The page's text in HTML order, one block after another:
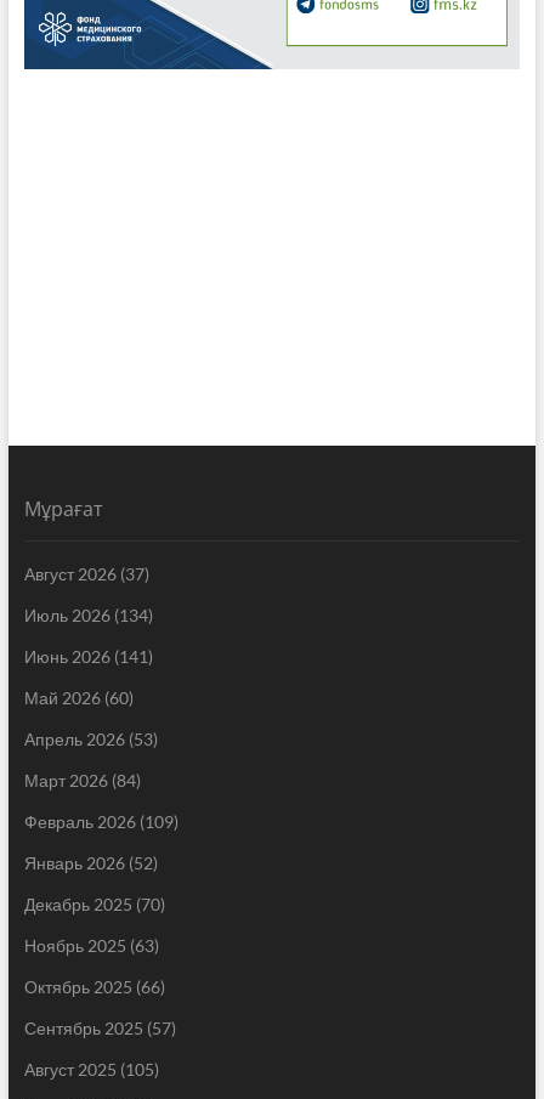
Мұрағат
Август 2026(37)
Июль 2026(134)
Июнь 2026(141)
Май 2026(60)
Апрель 2026(53)
Март 2026(84)
Февраль 2026(109)
Январь 2026(52)
Декабрь 2025 (70)
Ноябрь 2025 (63)
Октябрь 2025 (66)
Сентябрь 2025 (57)
Август 2025 (105)